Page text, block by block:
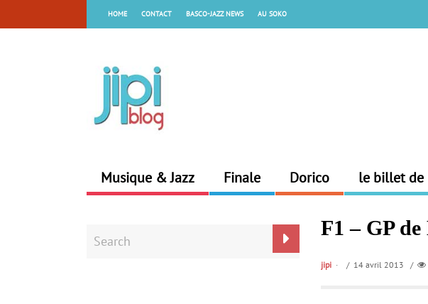
HOME CONTACT BASCO-JAZZ NEWS AU SOKO
Musique & Jazz Finale Dorico le billet de
F1 – GP
jipi / 14 avril 2013 /